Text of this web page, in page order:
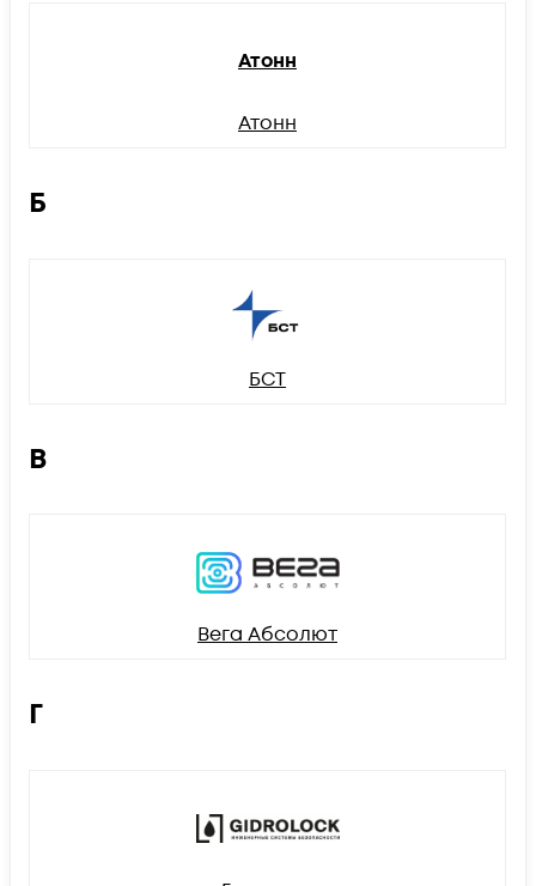
Атонн
Атонн
Б
БСТ
В
Вега Абсолют
Г